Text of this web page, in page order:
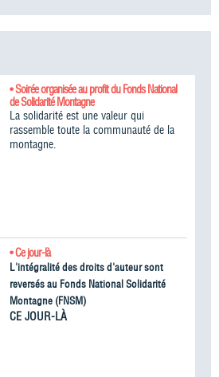
• Soirée organisée au profit du Fonds National
de Solidarité Montagne
La solidarité est une valeur qui
rassemble toute la communauté de la
montagne.
• Ce jour-là
L'intégralité des droits d'auteur sont
reversés au Fonds National Solidarité
Montagne (FNSM)
CE JOUR-LÀ